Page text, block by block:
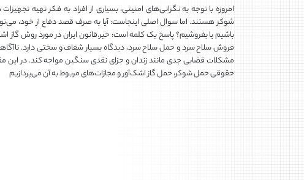
امروزه با توجه به نگرانی‌های امنیتی، بسیاری از افراد به فکر تهیه
شوکر هستند. اما سوال اصلی اینجاست: آیا به صرف قصد دفاع از خود،
باشیم یا بفروشیم؟ پاسخ یک کلمه است: خیر.قانون ایران در مورد روش گاز
فروش سلاح سرد و حمل سلاح سرد، دیدگاه بسیار شفاف و سختی دارد. ناآگاهی
مشکلات قضایی جدی مانند زندان و جزای نقدی سنگین مواجه کند. در این
حقوقی حمل شوکر، حمل گاز اشک‌آور و مجازات‌های مربوط به آن می‌پردازیم